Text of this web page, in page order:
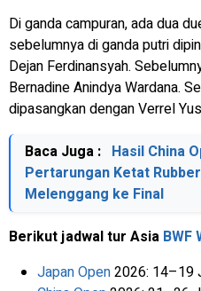
Di ganda campuran, ada dua
sebelumnya di ganda putri
Dejan Ferdinansyah.
Bernadine Anindya Wardana.
dipasangkan dengan Verrel
Baca Juga : Hasil China
Pertarungan Ketat
Melenggang ke Final
Berikut jadwal tur Asia BWF
Japan Open2026: 14–19